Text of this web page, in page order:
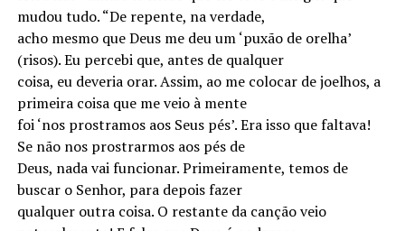
mudou tudo. “De repente, na verdade,
acho mesmo que Deus me deu um ‘puxão de orelha’
(risos). Eu percebi que, antes de qualquer
coisa, eu deveria orar. Assim, ao me colocar de joelhos, a
primeira coisa que me veio à mente
foi ‘nos prostramos aos Seus pés’. Era isso que faltava!
Se não nos prostrarmos aos pés de
Deus, nada vai funcionar. Primeiramente, temos de
buscar o Senhor, para depois fazer
qualquer outra coisa. O restante da canção veio